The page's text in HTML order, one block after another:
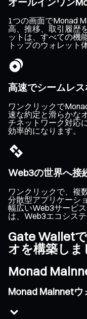
1つの画面でMonad
高、推移、取引履歴
ットは、すべての機
トップのウォレット
高速でシームレ
ワンクリックで
速な約定と滑らかな
チネットワーク対応
効率的になります。
Web3の世界へ接
ワンクリックで、複
分散型アプリケーシ
幅広いWeb3サービ
は、Web3エコシス
Gate Wallet
オを構築しま
Monad
Monad Mainnetウ